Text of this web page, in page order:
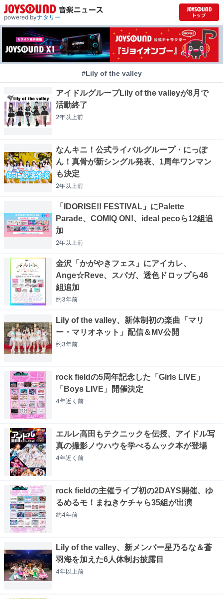
powered byナタリー
#Lily of the valley
アイドルグループLily of the valleyが8月で
活動終了
2年以上前
なんキニ！公式ライバルグループ・にっぽ
ん！真骨が新シングル発表、1周年ワンマン
も決定
2年以上前
「IDORISE!! FESTIVAL」にPalette
Parade、COMIQ ON!、ideal pecoら12組追
加
2年以上前
金沢「かがやきフェス」にアイカレ、
Ange☆Reve、スパガ、透色ドロップら46
組追加
約3年前
Lily of the valley、新体制初の楽曲「マリ
ー・マリオネット」配信＆MV公開
約3年前
rock fieldの5周年記念した「Girls LIVE」
「Boys LIVE」開催決定
4年近く 前
エルレ高田もテクニックを伝授、アイドル写
真の撮影ノウハウを学べるムック本が登場
4年近く 前
rock fieldの主催ライブ初の2DAYS開催、ゆ
るめるモ！まねきケチャら35組が出演
約4年前
Lily of the valley、新メンバー星乃るな＆蒼
羽海を加えた6人体制お披露目
4年以上前